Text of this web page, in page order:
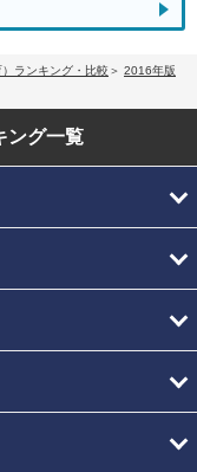
ランキング・比較
2016年版
ング一覧